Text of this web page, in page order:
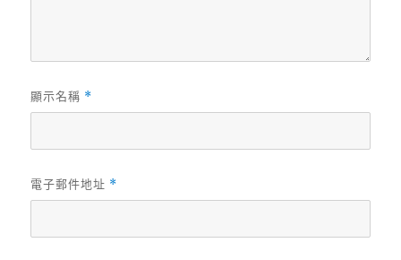
顯示名稱 *
電子郵件地址 *